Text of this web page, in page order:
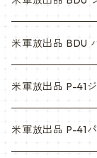
ウッドランド
ACU
マルチカム
米軍放出品 BDU
ウッドランド
ACU
米軍放出品 P-41
米軍放出品 P-41